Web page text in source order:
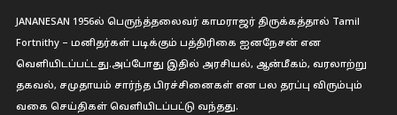
JANANESAN 1956ல் பெருந்த்தலைவர் காமராஜர் திருக்கத்தால் Tamil
Fortnithy – மனிதர்கள் படிக்கும் பத்திரிகை ஐனநேசன் என
வெளியிடப்பட்டது.அப்போது இதில் அரசியல், ஆன்மீகம், வரலாற்று
தகவல், சமுதாயம் சார்ந்த பிரச்சினைகள் என பல தரப்பு விரும்பும்
வகை செய்திகள் வெளியிடப்பட்டு வந்தது.